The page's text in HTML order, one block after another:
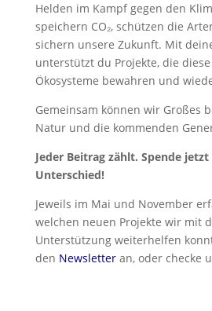
Helden im Kampf gegen den
speichern CO₂, schützen die
sichern unsere Zukunft. Mit
unterstützt du Projekte, die
Ökosysteme bewahren und
Gemeinsam können wir Großes
Natur und die kommenden
Jeder Beitrag zählt. Spende
Unterschied!
Jeweils im Mai und November
welchen neuen Projekte wir mit
Unterstützung weiterhelfen
den Newsletteran, oder checke